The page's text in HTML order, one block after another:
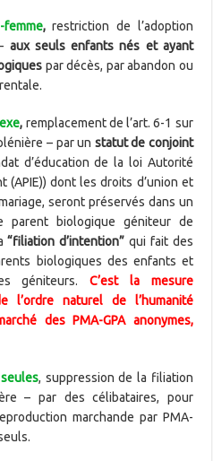
, restriction de l’adoption
aux seuls enfants nés et ayant
par décès, par abandon ou
, remplacement de l’art. 6-1 sur
– par un statut de conjoint
d’éducation de la loi Autorité
(APIE)) dont les droits d’union et
seront préservés dans un
parent biologique géniteur de
“filiation d’intention”qui fait des
biologiques des enfants et
géniteurs.C’est la mesure
l’ordre naturel de l’humanité
des PMA-GPA anonymes,
, suppression de la filiation
– par des célibataires, pour
marchande par PMA-